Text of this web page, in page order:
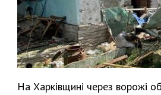
На Харківщині через ворожі